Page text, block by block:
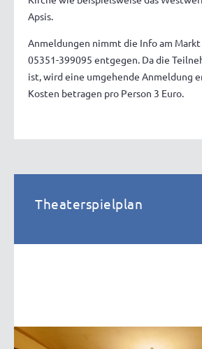
Apsis.
Anmeldungen nimmt die Info am Markt
05351-399095 entgegen. Da die
ist, wird eine umgehende Anmeldung
Kosten betragen pro Person 3 Euro.
Theaterspielplan